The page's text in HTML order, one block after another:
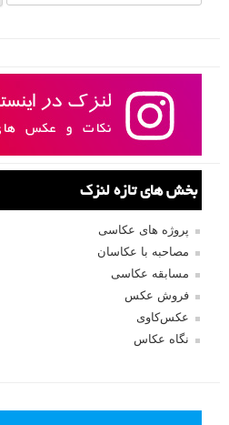
بخش های تازه لنزک
پروژه های عکاسی
مصاحبه با عکاسان
مسابقه عکاسی
فروش عکس
عکس‌کاوی
نگاه عکاس